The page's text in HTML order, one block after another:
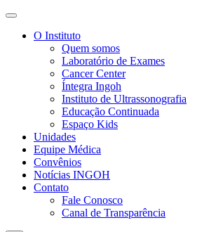
O Instituto
Quem somos
Laboratório de Exames
Cancer Center
Íntegra Ingoh
Instituto de Ultrassonografia
Educação Continuada
Espaço Kids
Unidades
Equipe Médica
Convênios
Notícias INGOH
Contato
Fale Conosco
Canal de Transparência